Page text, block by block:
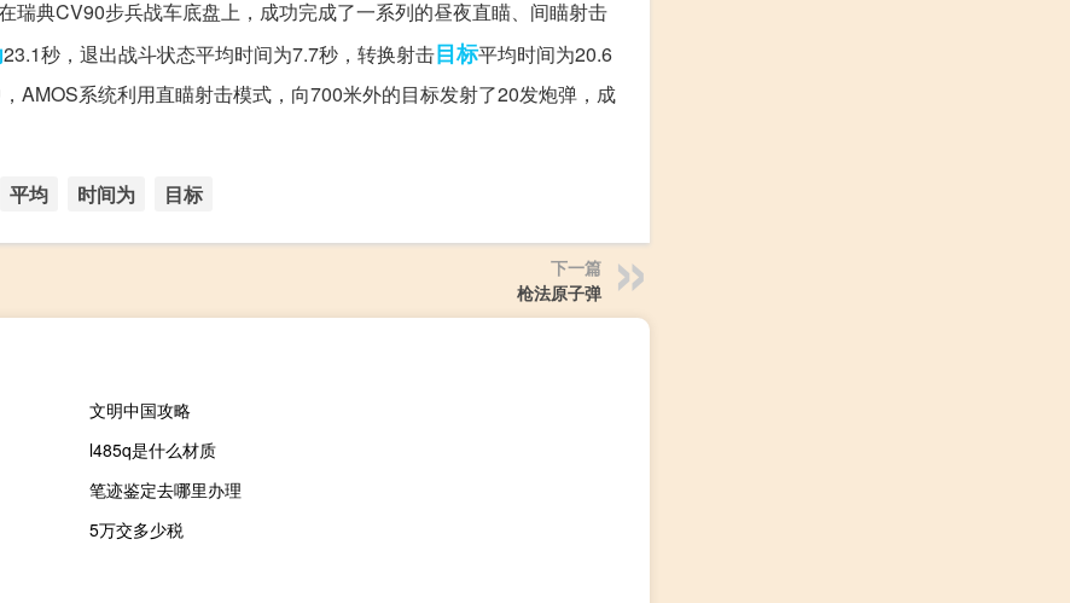
瑞典CV90步兵战车底盘上，成功完成了一系列的昼夜直瞄、间瞄射击
23.1秒，退出战斗状态平均时间为7.7秒，转换射击目标平均时间为20.6
AMOS系统利用直瞄射击模式，向700米外的目标发射了20发炮弹，成
平均 时间为 目标
下一篇
枪法原子弹
文明中国攻略
l485q是什么材质
笔迹鉴定去哪里办理
5万交多少税